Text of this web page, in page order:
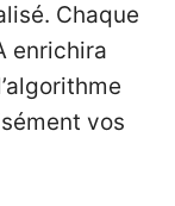
Chaque
enrichira
vos